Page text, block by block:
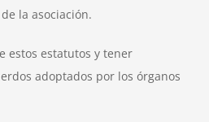
la asociación.
estos estatutos y tener
adoptados por los órganos